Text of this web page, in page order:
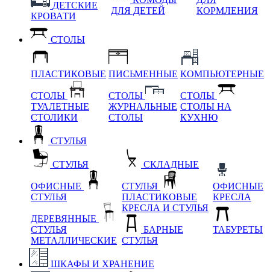
ДЕТСКИЕ
КРОВАТИ
ДЛЯ ДЕТЕЙ
КОРМЛЕНИЯ
СТОЛЫ
ПЛАСТИКОВЫЕ
СТОЛЫ
ТУАЛЕТНЫЕ
СТОЛИКИ
ПИСЬМЕННЫЕ
СТОЛЫ
ЖУРНАЛЬНЫЕ
СТОЛЫ
КОМПЬЮТЕРНЫЕ
СТОЛЫ
СТОЛЫ НА
КУХНЮ
СТУЛЬЯ
СТУЛЬЯ
ОФИСНЫЕ
СТУЛЬЯ
ДЕРЕВЯННЫЕ
СТУЛЬЯ
МЕТАЛЛИЧЕСКИЕ
СКЛАДНЫЕ
СТУЛЬЯ
ПЛАСТИКОВЫЕ
КРЕСЛА И СТУЛЬЯ
БАРНЫЕ
СТУЛЬЯ
ОФИСНЫЕ
КРЕСЛА
ТАБУРЕТЫ
ШКАФЫ И ХРАНЕНИЕ